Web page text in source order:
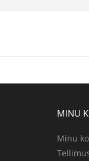
MINU
Minu